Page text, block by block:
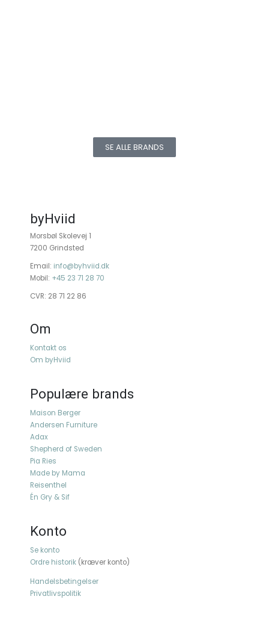
SE ALLE BRANDS
byHviid
Morsbøl Skolevej 1
7200 Grindsted
Email: info@byhviid.dk
Mobil: +45 23 71 28 70
CVR: 28 71 22 86
Om
Kontakt os
Om byHviid
Populære brands
Maison Berger
Andersen Furniture
Adax
Shepherd of Sweden
Pia Ries
Made by Mama
Reisenthel
Én Gry & Sif
Konto
Se konto
Ordre historik (kræver konto)
Handelsbetingelser
Privatlivspolitik